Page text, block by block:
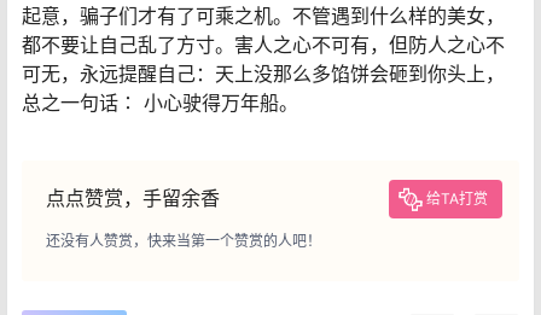
起意，骗子们才有了可乘之机。不管遇到什么样的美女，
都不要让自己乱了方寸。害人之心不可有，但防人之心不
可无，永远提醒自己：天上没那么多馅饼会砸到你头上，
总之一句话∶ 小心驶得万年船。
点点赞赏，手留余香 给TA打赏
还没有人赞赏，快来当第一个赞赏的人吧！